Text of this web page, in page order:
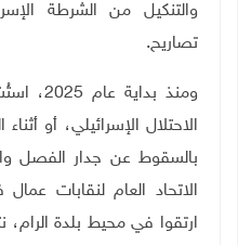
والتنكيل من الشرطة
تصاريح.
بالسقوط عن جدار الفصل
الاتحاد العام لنقابات
ارتقوا في محيط بلدة